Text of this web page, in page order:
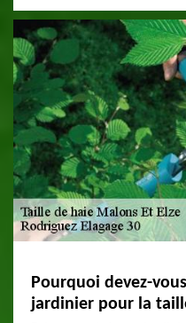
Pourquoi devez-
jardinier pour la